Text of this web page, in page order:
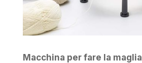
Macchina per fare la maglia